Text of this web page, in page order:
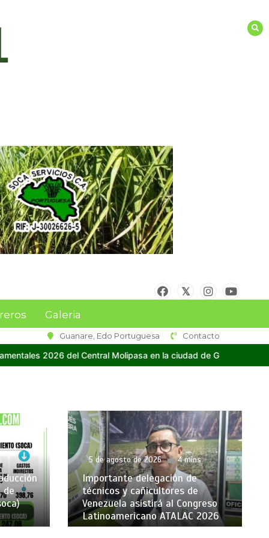
Galeria
Guanare, Edo Portuguesa Contacto
en la ciudad de Guanare Socaragua y FAGRO-UCV firman
2026
4 de agosto de 2026 2 mins
Inaugurados XVI Juegos
Interdepartamentales 2026 del
Central Molipasa en la ciudad de
Guanare